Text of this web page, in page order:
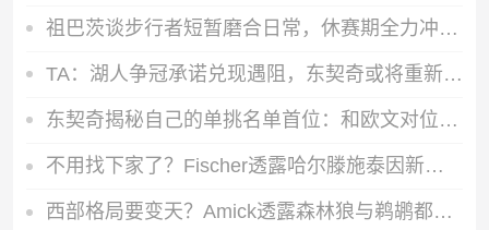
祖巴茨谈步行者短暂磨合日常，休赛期全力冲刺个人生涯最佳状态
TA：湖人争冠承诺兑现遇阻，东契奇或将重新审视自己的未来发展
东契奇揭秘自己的单挑名单首位：和欧文对位的体验无可替代
不用找下家了？Fischer透露哈尔滕施泰因新赛季将继续留在雷霆
西部格局要变天？Amick透露森林狼与鹈鹕都在追求灰熊后卫莫兰特